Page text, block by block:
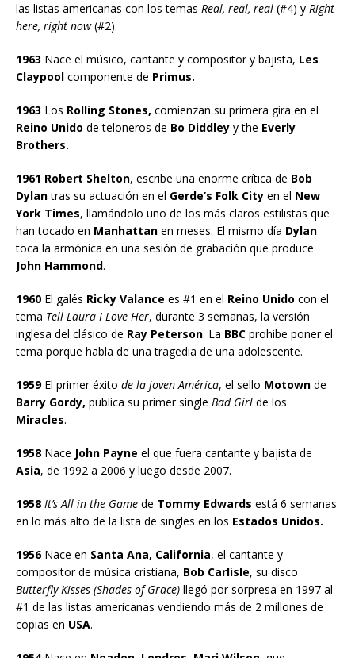
las listas americanas con los temas Real, real, real (#4) y Right
here, right now(#2).
1963 Nace el músico, cantante y compositor y bajista, Les
Claypool componente de Primus.
1963 Los Rolling Stones, comienzan su primera gira en el
Reino Unido de teloneros de Bo Diddley y the Everly
Brothers.
1961 Robert Shelton, escribe una enorme crítica de Bob
Dylantras su actuación en el Gerde’s Folk City en el New
York Times, llamándolo uno de los más claros estilistas que
han tocado en Manhattan en meses. El mismo día Dylan
toca la armónica en una sesión de grabación que produce
John Hammond.
1960 El galés Ricky Valance es #1 en el Reino Unido con el
tema Tell Laura I Love Her, durante 3 semanas, la versión
inglesa del clásico de Ray Peterson. La BBC prohibe poner el
tema porque habla de una tragedia de una adolescente.
1959El primer éxito de la joven América, el sello Motown de
Barry Gordy, publica su primer single Bad Girl de los
Miracles.
1958 Nace John Payne el que fuera cantante y bajista de
Asia, de 1992 a 2006 y luego desde 2007.
1958 It’s All in the Game de Tommy Edwards está 6 semanas
en lo más alto de la lista de singles en los Estados Unidos.
1956Nace en Santa Ana, California, el cantante y
compositor de música cristiana, Bob Carlisle, su disco
Butterfly Kisses (Shades of Grace) llegó por sorpresa en 1997 al
#1 de las listas americanas vendiendo más de 2 millones de
copias en USA.